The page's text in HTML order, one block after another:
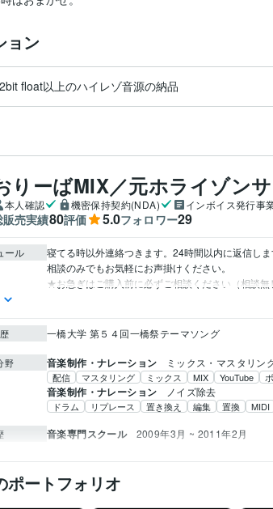
ョン
float以上のハイレゾ音源の納品
りーばMIX／元ホライゾン
本人確認 機密保持契約(NDA) インボイス発行事
販売実績80評価 5.0フォロワー29
ール
寝てる時以外連絡つきます。24時間以内に返信しま
相談のみでもお気軽にお声掛けください。
★お急ぎはご購入前に必ずご相談ください（相談
一橋大学 第５４回一橋祭テーマソング
野 音楽制作・ナレーション ミックス・マスタリン
配信 マスタリング ミックス MIX YouTube
音楽制作・ナレーション ノイズ除去
ドラム リプレース 置き換え 編集 置換 MIDI
音楽専門スクール 2009年3月 ~ 2011年2月
ポートフォリオ